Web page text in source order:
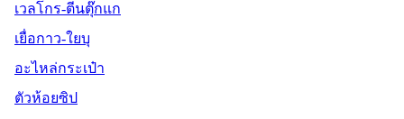
เวลโกร-ตีนตุ๊กแก
เยื่อกาว-ใยบุ
อะไหล่กระเป๋า
ตัวห้อยซิป